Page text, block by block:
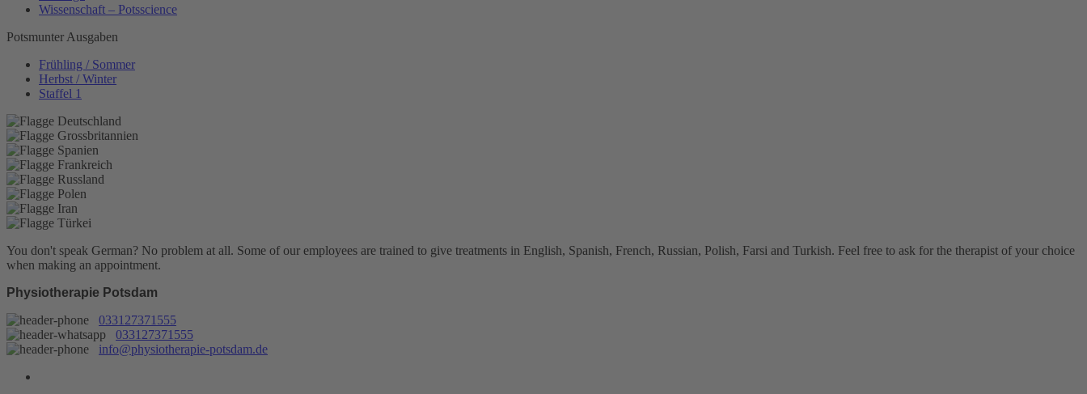
Wissenschaft – Potsscience
Potsmunter Ausgaben
Frühling / Sommer
Herbst / Winter
Staffel 1
You don't speak German? No problem at all. Some of our employees are trained to give treatments in English, Spanish, French, Russian, Polish, Farsi and Turkish. Feel free to ask for the therapist of your choice
when making an appointment.
Physiotherapie Potsdam
033127371555
033127371555
info@physiotherapie-potsdam.de